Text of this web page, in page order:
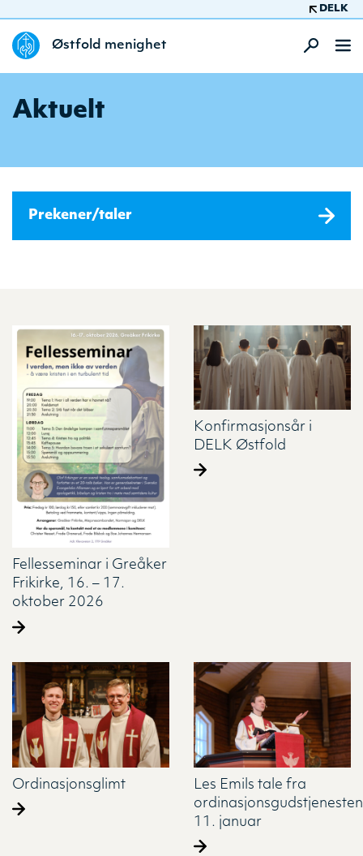
DELK
Østfold menighet
Aktuelt
Prekener/taler
Fellesseminar i Greåker
Frikirke, 16. – 17.
oktober 2026
Konfirmasjonsår i
DELK Østfold
Ordinasjonsglimt
Les Emils tale fra
ordinasjonsgudstjenesten
11. januar